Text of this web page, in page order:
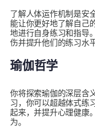
了解人体运作机制是安
能让你更好地了解自己
地进行自身练习和指导
伤并提升他们的练习水
瑜伽哲学
你将探索瑜伽的深层含
习，你可以超越体式练
起来，并提升心理健康
为。